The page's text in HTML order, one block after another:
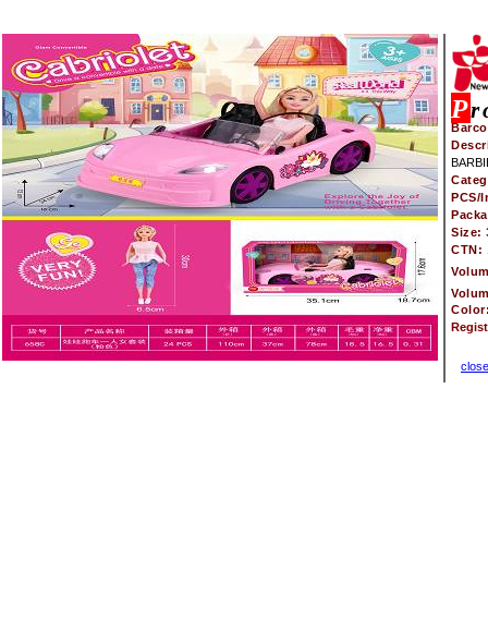
P
PCS/
Size:
CTN:
close